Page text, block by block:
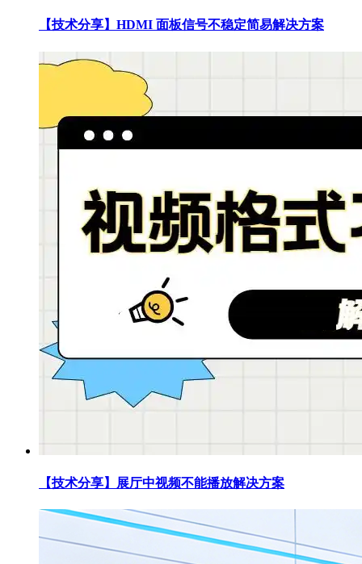
【技术分享】HDMI 面板信号不稳定简易解决方案
【技术分享】展厅中视频不能播放解决方案